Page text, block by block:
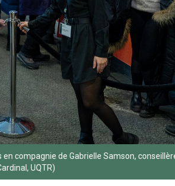
compagnie de Gabrielle Samson,
UQTR)